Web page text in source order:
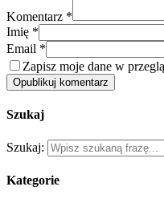
Komentarz *
Imię *
Email *
Zapisz moje dane w
Opublikuj komentarz
Szukaj
Szukaj:
Kategorie